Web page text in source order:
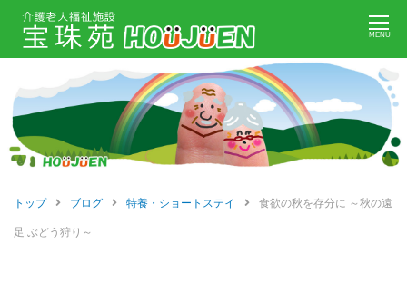
Skip
MENU
トップ ブログ 特養・ショートステイ 食欲の秋を存分に ～秋の遠
足 ぶどう狩り～